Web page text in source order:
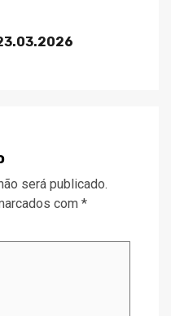
23.03.2026
será publicado.
com *